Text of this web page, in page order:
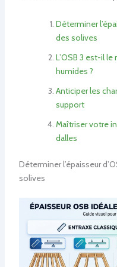
Déterminer
des solives
L’OSB 3 est-il
humides ?
Anticiper les
support
Maîtriser votre
dalles
Déterminer l’épaisseur
solives